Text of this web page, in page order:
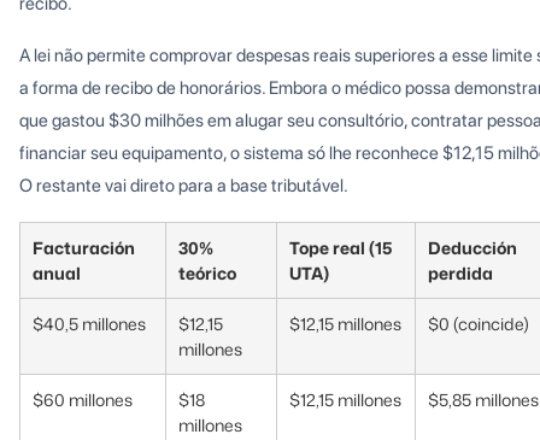
A lei não permite comprovar despesas reais superiores a esse limite
a forma de recibo de honorários. Embora o médico possa
que gastou $30 milhões em alugar seu consultório, contratar
financiar seu equipamento, o sistema só lhe reconhece $12,15
O restante vai direto para a base tributável.
Facturación
anual
30%
teórico
Tope real (15
UTA)
Deducción
perdida
$40,5 millones
$12,15
millones
$12,15 millones $0 (coincide)
$60 millones
$18
millones
$12,15 millones $5,85 millones